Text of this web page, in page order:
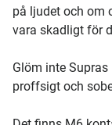
på ljudet och om
vara skadligt för
Glöm inte
proffsigt och